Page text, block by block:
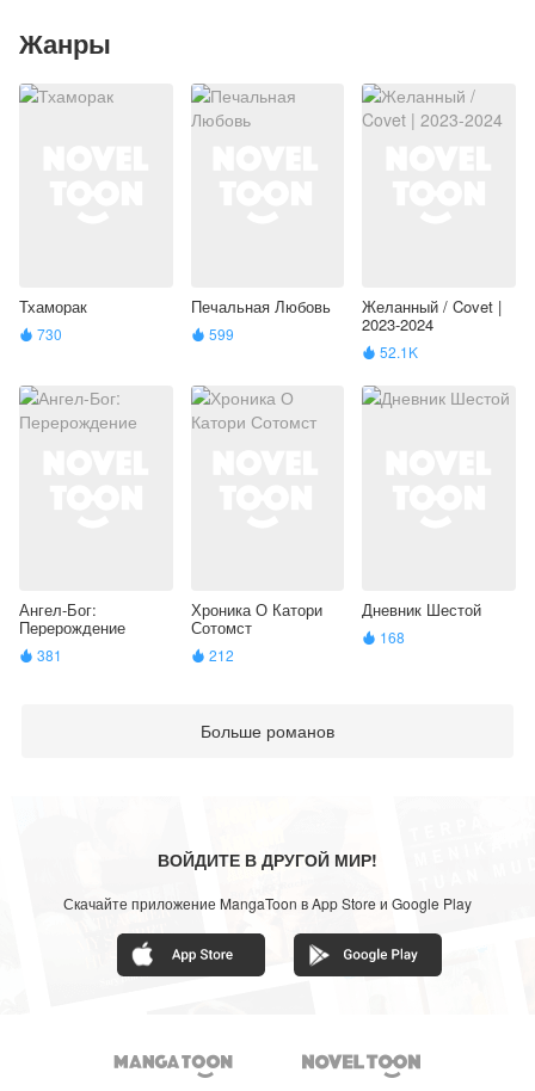
Жанры
Тхаморак
 730
Печальная Любовь
 599
Желанный / Covet |
2023-2024
 52.1K
Ангел-Бог:
Перерождение
 381
Хроника О Катори
Сотомст
 212
Дневник Шестой
 168
Больше романов
ВОЙДИТЕ В ДРУГОЙ МИР!
Скачайте приложение MangaToon в App Store и Google Play
 